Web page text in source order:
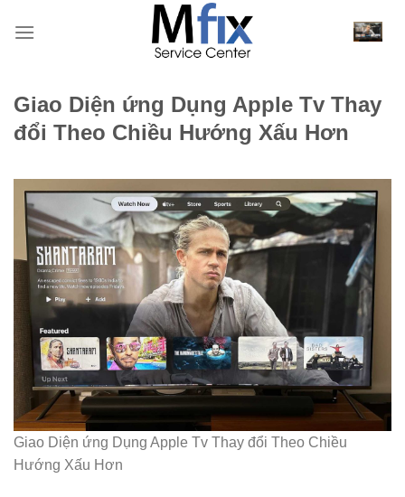
qua
Giao Diện ứng Dụng Apple Tv Thay
đổi Theo Chiều Hướng Xấu Hơn
Giao Diện ứng Dụng Apple Tv Thay đổi Theo Chiều
Hướng Xấu Hơn